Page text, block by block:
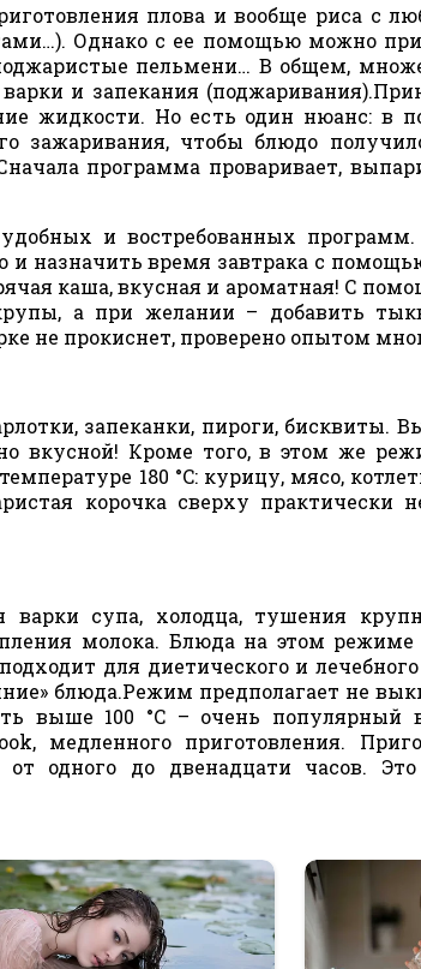
плова и вообще риса с
Однако с ее помощью можно
пельмени… В общем,
и запекания
жидкости. Но есть один нюанс: в
зажаривания, чтобы блюдо
программа проваривает,
и востребованных программ.
и назначить время завтрака с
каша, вкусная и ароматная! С
а при желании – добавить
не прокиснет, проверено опытом
запеканки, пироги, бисквиты.
вкусной! Кроме того, в этом же
180 °C: курицу, мясо,
корочка сверху практически
варки супа, холодца, тушения
молока. Блюда на этом режиме
для диетического и
блюда.Режим предполагает не
выше 100 °C – очень популярный
медленного приготовления.
от одного до двенадцати часов.